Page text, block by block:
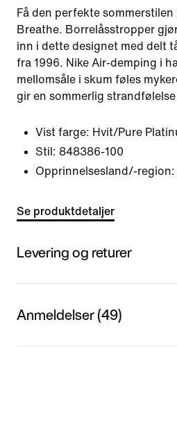
Få den perfekte sommerstilen
Breathe. Borrelåsstropper
inn i dette designet med delt
fra 1996. Nike Air-demping i
mellomsåle i skum føles
gir en sommerlig
Vist farge: Hvit/Pure
Stil: 848386-100
Opprinnelsesland/-
Se produktdetaljer
Levering og returer
Anmeldelser (49)